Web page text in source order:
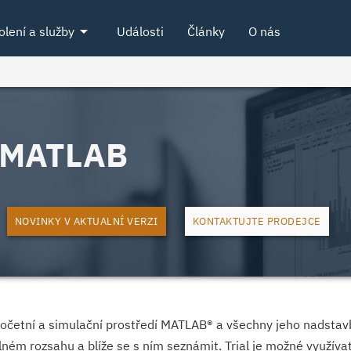
a službyarrow_drop_down Události Články O nás
NOVINKY V AKTUALNÍ VERZI KONTAKTUJTE PRODEJCE
a simulační prostředí MATLAB® a všechny jeho
rozsahu a blíže se s ním seznámit. Trial je možné